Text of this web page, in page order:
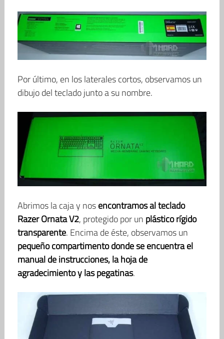
Por último, en los laterales cortos, observamos un
dibujo del teclado junto a su nombre.
Abrimos la caja y nosencontramos al teclado
Razer Ornata V2, protegido por un plástico rígido
transparente. Encima de éste, observamos un
pequeño compartimento donde se encuentra el
manual de instrucciones, la hoja de
agradecimiento y las pegatinas.